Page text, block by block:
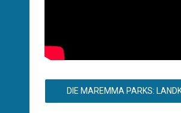
DIE MAREMMA PARKS: